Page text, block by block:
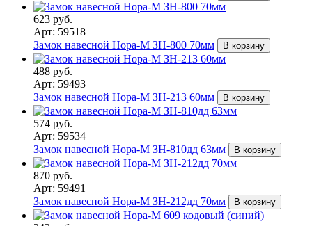
623 руб.
Арт: 59518
Замок навесной Нора-М ЗН-800 70мм
В корзину
488 руб.
Арт: 59493
Замок навесной Нора-М ЗН-213 60мм
В корзину
574 руб.
Арт: 59534
Замок навесной Нора-М ЗН-810дд 63мм
В корзину
870 руб.
Арт: 59491
Замок навесной Нора-М ЗН-212дд 70мм
В корзину